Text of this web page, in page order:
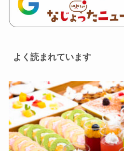
よく読まれています